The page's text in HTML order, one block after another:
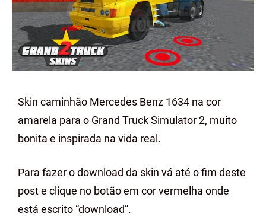
Skin caminhão Mercedes Benz 1634 na cor
amarela para o Grand Truck Simulator 2, muito
bonita e inspirada na vida real.
Para fazer o download da skin vá até o fim deste
post e clique no botão em cor vermelha onde
está escrito “download”.